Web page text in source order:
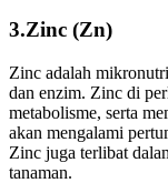
3.Zinc (Zn)
Zinc adalah
dan enzim. Zinc di
metabolisme, serta
akan mengalami
Zinc juga terlibat
tanaman.